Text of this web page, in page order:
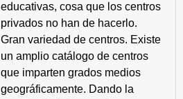
educativas, cosa que los centros
privados no han de hacerlo.
Gran variedad de centros. Existe
un amplio catálogo de centros
que imparten grados medios
geográficamente. Dando la